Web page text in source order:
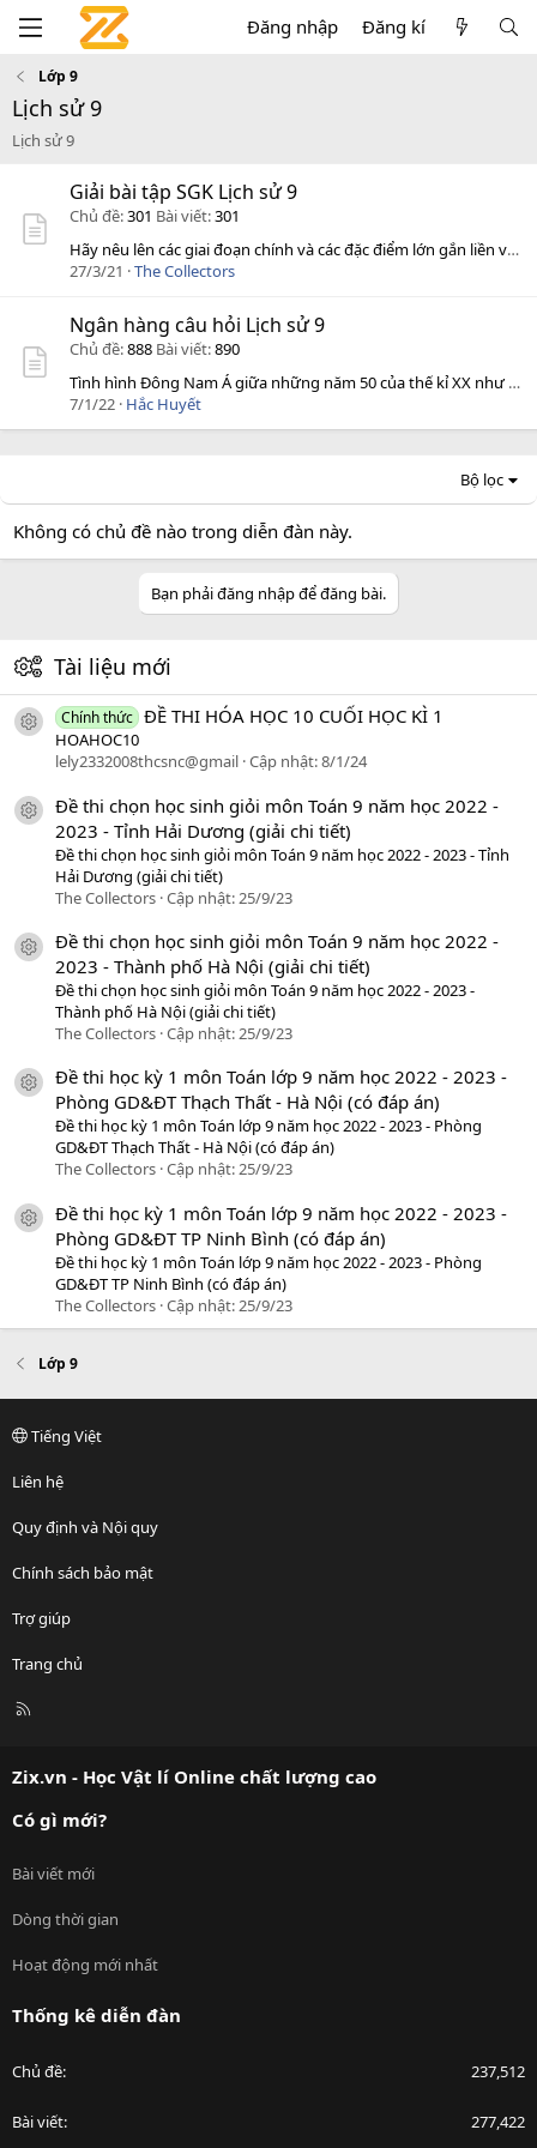
Đăng nhập Đăng kí
Lớp 9
Lịch sử 9
Lịch sử 9
Giải bài tập SGK Lịch sử 9
Chủ đề 301 Bài viết 301
Hãy nêu lên các giai đoạn chính và các đặc điểm lớn gắn liền với từng giai đoạn trong tiến trình lịch sử Việt Nam từ sau Chiến tranh thế giới thứ...
27/3/21
The Collectors
Ngân hàng câu hỏi Lịch sử 9
Chủ đề 888 Bài viết 890
Tình hình Đông Nam Á giữa những năm 50 của thế kỉ XX như thế nào?
7/1/22 Hắc Huyết
Bộ lọc
Không có chủ đề nào trong diễn đàn này.
Bạn phải đăng nhập để đăng bài.
Tài liệu mới
icon tài liệu
Chính thức ĐỀ THI HÓA HỌC 10 CUỐI HỌC KÌ 1
HOAHOC10
lely2332008thcsnc@gmail Cập nhật:8/1/24
icon tài liệu
Đề thi chọn học sinh giỏi môn Toán 9 năm học 2022 -
2023 - Tỉnh Hải Dương (giải chi tiết)
Đề thi chọn học sinh giỏi môn Toán 9 năm học 2022 - 2023 - Tỉnh
Hải Dương (giải chi tiết)
The Collectors Cập nhật:25/9/23
icon tài liệu
Đề thi chọn học sinh giỏi môn Toán 9 năm học 2022 -
2023 - Thành phố Hà Nội (giải chi tiết)
Đề thi chọn học sinh giỏi môn Toán 9 năm học 2022 - 2023 -
Thành phố Hà Nội (giải chi tiết)
The Collectors Cập nhật:25/9/23
icon tài liệu
Đề thi học kỳ 1 môn Toán lớp 9 năm học 2022 - 2023 -
Phòng GD&ĐT Thạch Thất - Hà Nội (có đáp án)
Đề thi học kỳ 1 môn Toán lớp 9 năm học 2022 - 2023 - Phòng
GD&ĐT Thạch Thất - Hà Nội (có đáp án)
The Collectors Cập nhật:25/9/23
icon tài liệu
Đề thi học kỳ 1 môn Toán lớp 9 năm học 2022 - 2023 -
Phòng GD&ĐT TP Ninh Bình (có đáp án)
Đề thi học kỳ 1 môn Toán lớp 9 năm học 2022 - 2023 - Phòng
GD&ĐT TP Ninh Bình (có đáp án)
The Collectors Cập nhật: 25/9/23
Lớp 9
Tiếng Việt
Liên hệ
Quy định và Nội quy
Chính sách bảo mật
Trợ giúp
Trang chủ
R
Zix.vn - Học Vật lí Online chất lượng cao
Có gì mới?
Bài viết mới
Dòng thời gian
Hoạt động mới nhất
Thống kê diễn đàn
Chủ đề 237,512
Bài viết 277,422